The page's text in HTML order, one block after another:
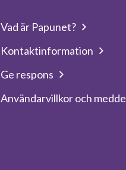
Vad är Papunet?
Kontaktinformation
Ge respons
Användarvillkor och